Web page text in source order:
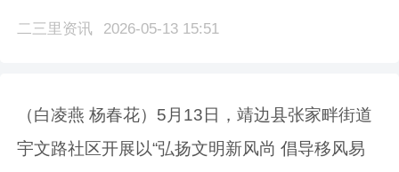
二三里资讯 2026-05-13 15:51
（白凌燕 杨春花）5月13日，靖边县张家畔街道
宇文路社区开展以“弘扬文明新风尚 倡导移风易